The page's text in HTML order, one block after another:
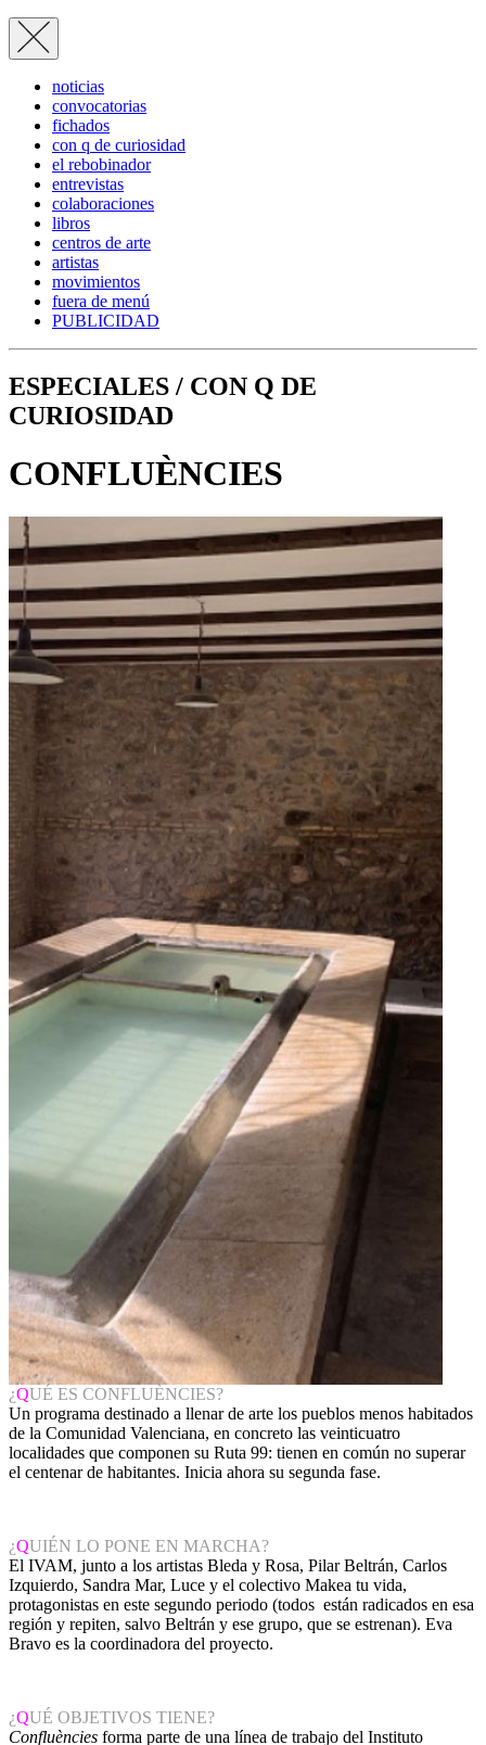
noticias
convocatorias
fichados
con q de curiosidad
el rebobinador
entrevistas
colaboraciones
libros
centros de arte
artistas
movimientos
fuera de menú
PUBLICIDAD
ESPECIALES / CON Q DE
CURIOSIDAD
CONFLUÈNCIES
¿QUÉ ES CONFLUÈNCIES?
Un programa destinado a llenar de arte los pueblos menos habitados
de la Comunidad Valenciana, en concreto las veinticuatro
localidades que componen su Ruta 99: tienen en común no superar
el centenar de habitantes. Inicia ahora su segunda fase.
¿QUIÉN LO PONE EN MARCHA?
El IVAM, junto a los artistas Bleda y Rosa, Pilar Beltrán, Carlos
Izquierdo, Sandra Mar, Luce y el colectivo Makea tu vida,
protagonistas en este segundo periodo (todos están radicados en esa
región y repiten, salvo Beltrán y ese grupo, que se estrenan). Eva
Bravo es la coordinadora del proyecto.
¿QUÉ OBJETIVOS TIENE?
Confluències forma parte de una línea de trabajo del Instituto